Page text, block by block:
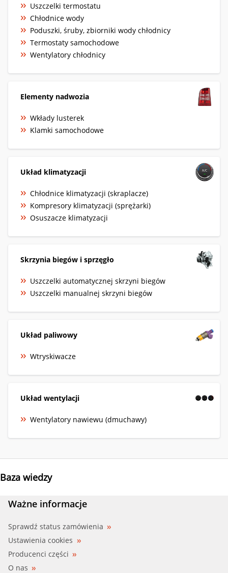
Uszczelki termostatu
Chłodnice wody
Poduszki, śruby, zbiorniki wody chłodnicy
Termostaty samochodowe
Wentylatory chłodnicy
Elementy nadwozia
Wkłady lusterek
Klamki samochodowe
Układ klimatyzacji
Chłodnice klimatyzacji (skraplacze)
Kompresory klimatyzacji (sprężarki)
Osuszacze klimatyzacji
Skrzynia biegów i sprzęgło
Uszczelki automatycznej skrzyni biegów
Uszczelki manualnej skrzyni biegów
Układ paliwowy
Wtryskiwacze
Układ wentylacji
Wentylatory nawiewu (dmuchawy)
Baza wiedzy
Ważne informacje
Sprawdź status zamówienia
Ustawienia cookies
Producenci części
O nas